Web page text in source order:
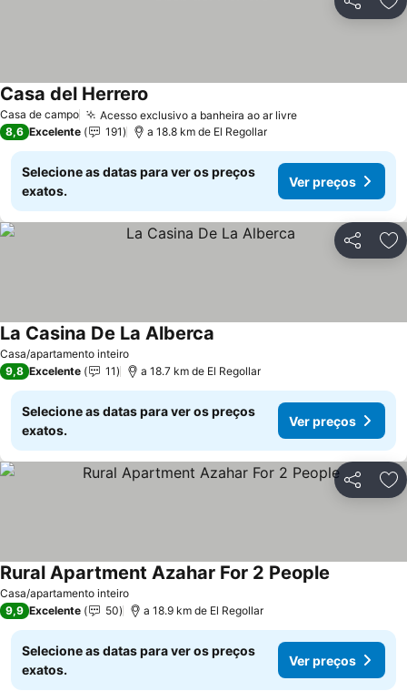
Partilhar
Casa de campo Acesso exclusivo a banheira ao ar livreVer preços
Casa del Herrero
8,6 Excelente 191 a 18.8 km de El Regollar
Selecione as datas para ver os preços
exatos.
Ver preços
Partilhar
Casa/apartamento inteiro
La Casina De La Alberca
9,8 Excelente 11 a 18.7 km de El Regollar
Selecione as datas para ver os preços
exatos.
Ver preços
Partilhar
Casa/apartamento inteiro
Rural Apartment Azahar For 2 People
9,9 Excelente 50 a 18.9 km de El Regollar
Selecione as datas para ver os preços
exatos.
Ver preços